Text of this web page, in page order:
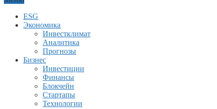
ESG
Экономика
Инвестклимат
Аналитика
Прогнозы
Бизнес
Инвестиции
Финансы
Блокчейн
Стартапы
Технологии